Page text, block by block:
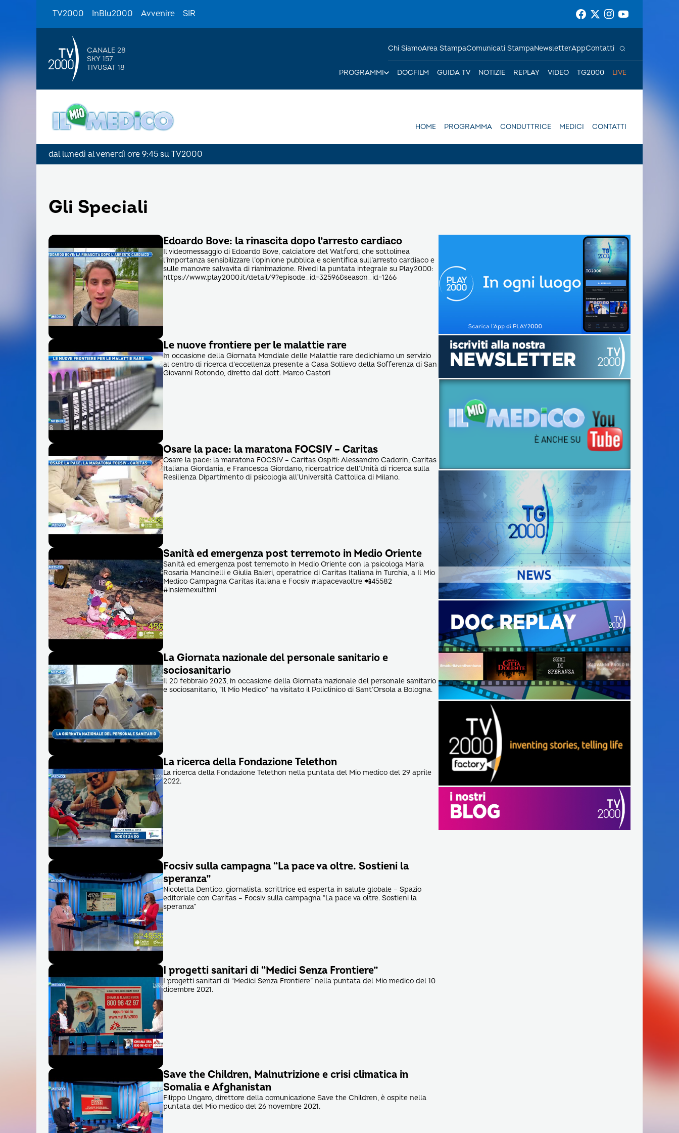
TV2000 InBlu2000 Avvenire SIR
CANALE 28
SKY 157
TIVUSAT 18
PROGRAMMI DOCFILM GUIDA TV NOTIZIE REPLAY VIDEO TG2000 LIVE
Chi SiamoArea StampaComunicati StampaNewsletterAppContatti
HOME PROGRAMMA CONDUTTRICE MEDICI CONTATTI
dal lunedì al venerdì ore 9:45 su TV2000
Gli Speciali
Edoardo Bove: la rinascita dopo l’arresto cardiaco
Il videomessaggio di Edoardo Bove, calciatore del Watford, che sottolinea
l’importanza sensibilizzare l’opinione pubblica e scientifica sull’arresto cardiaco e
sulle manovre salvavita di rianimazione. Rivedi la puntata integrale su Play2000:
https://www.play2000.it/detail/9?episode_id=32596&season_id=1266
Le nuove frontiere per le malattie rare
In occasione della Giornata Mondiale delle Malattie rare dedichiamo un servizio
al centro di ricerca d’eccellenza presente a Casa Sollievo della Sofferenza di San
Giovanni Rotondo, diretto dal dott. Marco Castori
Osare la pace: la maratona FOCSIV – Caritas
Osare la pace: la maratona FOCSIV – Caritas Ospiti: Alessandro Cadorin, Caritas
Italiana Giordania, e Francesca Giordano, ricercatrice dell’Unità di ricerca sulla
Resilienza Dipartimento di psicologia all’Università Cattolica di Milano.
Sanità ed emergenza post terremoto in Medio Oriente
Sanità ed emergenza post terremoto in Medio Oriente con la psicologa Maria
Rosaria Mancinelli e Giulia Baleri, operatrice di Caritas Italiana in Turchia, a Il Mio
Medico Campagna Caritas italiana e Focsiv #lapacevaoltre 📲45582
#insiemexultimi
La Giornata nazionale del personale sanitario e
sociosanitario
Il 20 febbraio 2023, in occasione della Giornata nazionale del personale sanitario
e sociosanitario, “Il Mio Medico” ha visitato il Policlinico di Sant’Orsola a Bologna.
La ricerca della Fondazione Telethon
La ricerca della Fondazione Telethon nella puntata del Mio medico del 29 aprile
2022.
Focsiv sulla campagna “La pace va oltre. Sostieni la
speranza”
Nicoletta Dentico, giornalista, scrittrice ed esperta in salute globale – Spazio
editoriale con Caritas – Focsiv sulla campagna “La pace va oltre. Sostieni la
speranza”
I progetti sanitari di “Medici Senza Frontiere”
I progetti sanitari di “Medici Senza Frontiere” nella puntata del Mio medico del 10
dicembre 2021.
Save the Children, Malnutrizione e crisi climatica in
Somalia e Afghanistan
Filippo Ungaro, direttore della comunicazione Save the Children, è ospite nella
puntata del Mio medico del 26 novembre 2021.